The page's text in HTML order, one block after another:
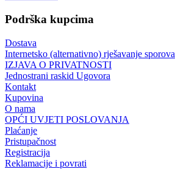
Podrška kupcima
Dostava
Internetsko (alternativno) rješavanje sporova
IZJAVA O PRIVATNOSTI
Jednostrani raskid Ugovora
Kontakt
Kupovina
O nama
OPĆI UVJETI POSLOVANJA
Plaćanje
Pristupačnost
Registracija
Reklamacije i povrati